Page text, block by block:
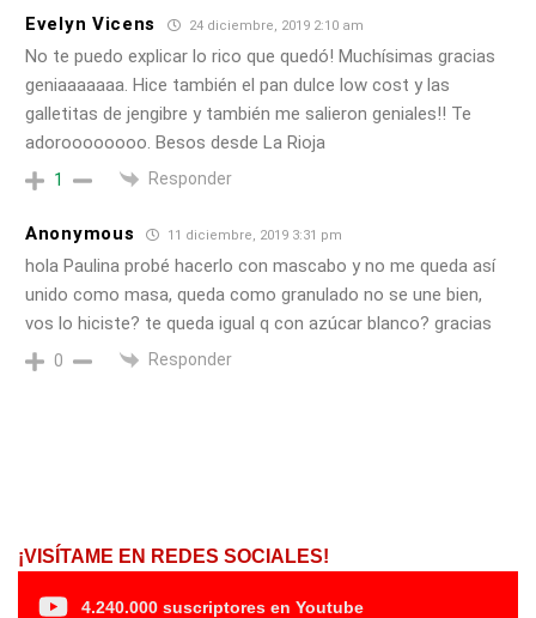
Evelyn Vicens 24 diciembre, 2019 2:10 am
No te puedo explicar lo rico que quedó! Muchísimas gracias
geniaaaaaaa. Hice también el pan dulce low cost y las
galletitas de jengibre y también me salieron geniales!! Te
adoroooooooo. Besos desde La Rioja
1 Responder
Anonymous 11 diciembre, 2019 3:31 pm
hola Paulina probé hacerlo con mascabo y no me queda así
unido como masa, queda como granulado no se une bien,
vos lo hiciste? te queda igual q con azúcar blanco? gracias
0 Responder
¡VISÍTAME EN REDES SOCIALES!
4.240.000 suscriptores en Youtube